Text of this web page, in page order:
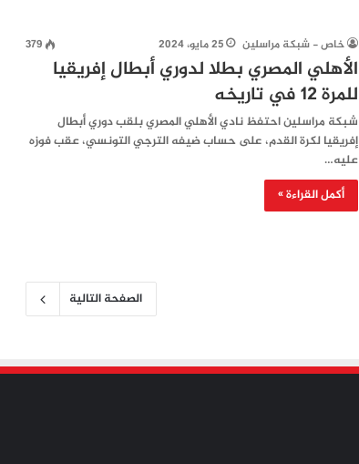
خاص - شبكة مراسلين 25 مايو، 2024 379
الأهلي المصري بطلا لدوري أبطال إفريقيا
للمرة 12 في تاريخه
شبكة مراسلين احتفظ نادي الأهلي المصري بلقب دوري أبطال
إفريقيا لكرة القدم، على حساب ضيفه الترجي التونسي، عقب فوزه
عليه…
أكمل القراءة »
الصفحة التالية